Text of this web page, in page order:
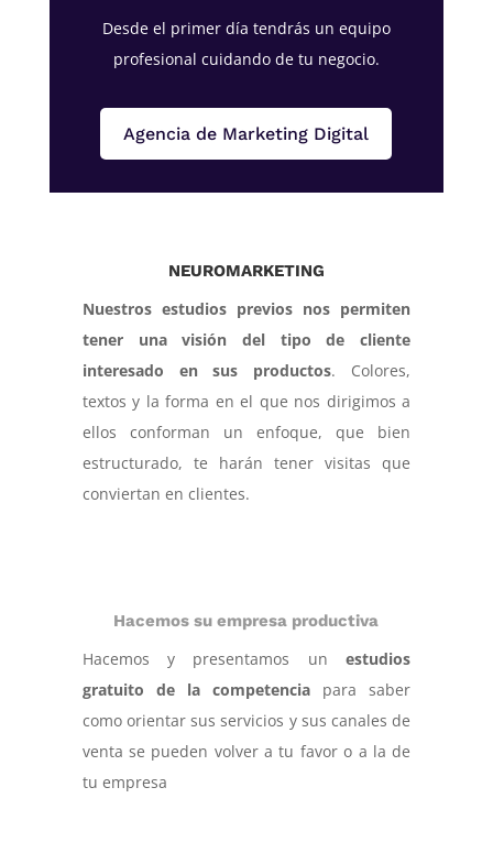
Desde el primer día tendrás un equipo
profesional cuidando de tu negocio.
Agencia de Marketing Digital
NEUROMARKETING
Nuestros estudios previos nos permiten
tener una visión del tipo de cliente
interesado en sus productos. Colores,
textos y la forma en el que nos dirigimos a
ellos conforman un enfoque, que bien
estructurado, te harán tener visitas que
conviertan en clientes.
Hacemos su empresa productiva
Hacemos y presentamos unestudios
gratuito de la competencia para saber
como orientar sus servicios y sus canales de
venta se pueden volver a tu favor o a la de
tu empresa